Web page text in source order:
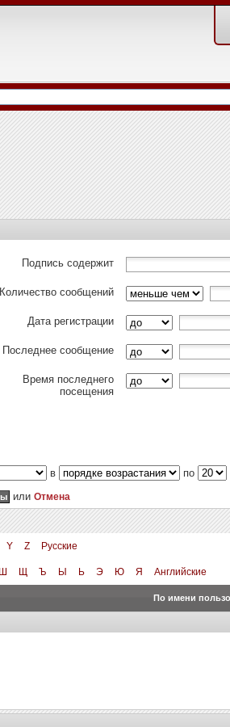
Подпись содержит
Количество сообщений
Дата регистрации
Последнее сообщение
Время последнего
посещения
в по
или Отмена
Y Z Русские
Ъ Ы Ь Э Ю Я Английские
По имени